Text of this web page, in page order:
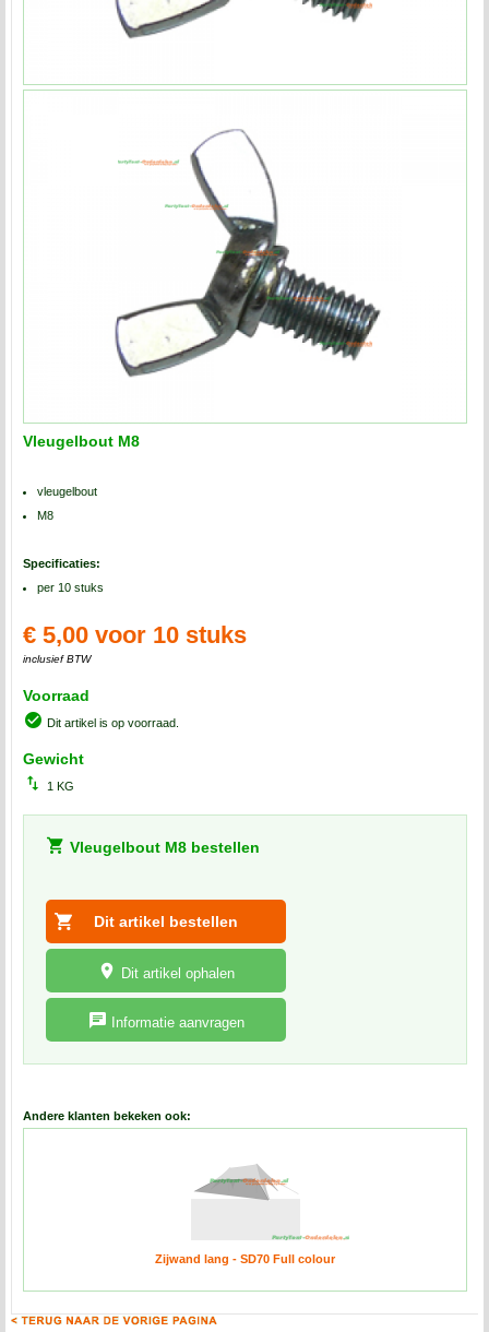
Vleugelbout M8
vleugelbout
M8
Specificaties:
per 10 stuks
€ 5,00 voor 10 stuks
inclusief BTW
Voorraad
Dit artikel is op voorraad.
Gewicht
1 KG
Vleugelbout M8 bestellen
Dit artikel ophalen
Informatie aanvragen
Andere klanten bekeken ook:
Zijwand lang - SD70 Full colour